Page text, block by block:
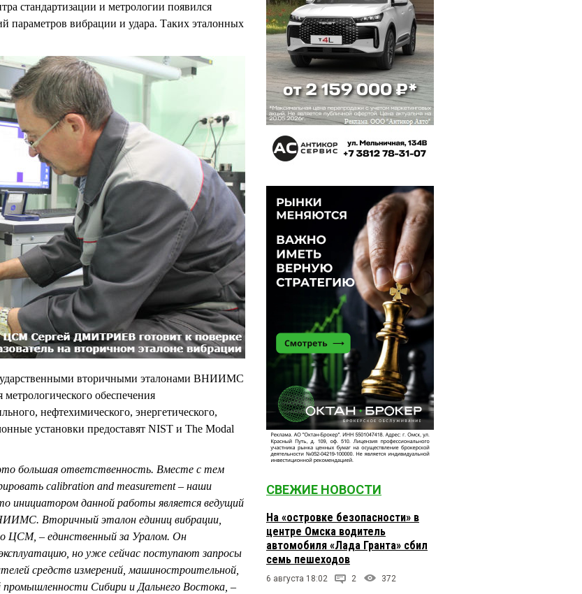
стандартизации и метрологии появился
параметров вибрации и удара. Таких эталонных
вторичными эталонами ВНИИМС
обеспечения
нефтехимического, энергетического,
установки предоставят NIST и The Modal
большая ответственность. Вместе с тем
calibration and measurement – наши
инициатором данной работы является ведущий
Вторичный эталон единиц вибрации,
ЦСМ, – единственный за Уралом. Он
но уже сейчас поступают запросы
средств измерений, машиностроительной,
Сибири и Дальнего Востока, –
СВЕЖИЕ НОВОСТИ
На «островке безопасности» в
центре Омска водитель
автомобиля «Лада Гранта» сбил
семь пешеходов
6 августа 18:02 2 372